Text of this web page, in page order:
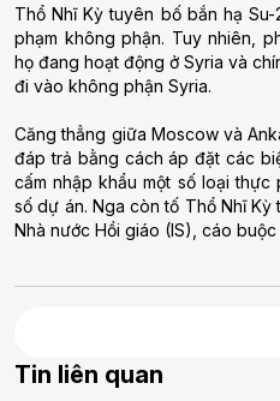
Thổ Nhĩ Kỳ tuyên bố bắn hạ
phạm không phận. Tuy nhiên,
họ đang hoạt động ở Syria và
đi vào không phận Syria.
Căng thẳng giữa Moscow và
đáp trả bằng cách áp đặt các
cấm nhập khẩu một số loại
số dự án. Nga còn tố Thổ Nhĩ
Nhà nước Hồi giáo (IS), cáo
Tin liên quan